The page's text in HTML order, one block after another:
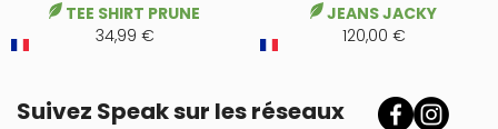
TEE SHIRT PRUNE
34,99 €
JEANS JACKY
120,00 €
Suivez Speak sur les réseaux